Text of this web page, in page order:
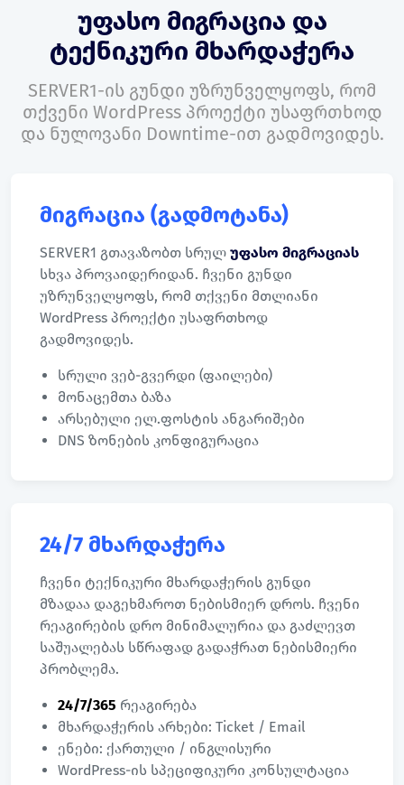
უფასო მიგრაცია და
ტექნიკური მხარდაჭერა
SERVER1-ის გუნდი უზრუნველყოფს, რომ
თქვენი WordPress პროექტი უსაფრთხოდ
და ნულოვანი Downtime-ით გადმოვიდეს.
მიგრაცია (გადმოტანა)
SERVER1 გთავაზობთ სრულ უფასო მიგრაციას
სხვა პროვაიდერიდან. ჩვენი გუნდი
უზრუნველყოფს, რომ თქვენი მთლიანი
WordPress პროექტი უსაფრთხოდ
გადმოვიდეს.
სრული ვებ-გვერდი (ფაილები)
მონაცემთა ბაზა
არსებული ელ.ფოსტის ანგარიშები
DNS ზონების კონფიგურაცია
24/7 მხარდაჭერა
ჩვენი ტექნიკური მხარდაჭერის გუნდი
მზადაა დაგეხმაროთ ნებისმიერ დროს. ჩვენი
რეაგირების დრო მინიმალურია და გაძლევთ
საშუალებას სწრაფად გადაჭრათ ნებისმიერი
პრობლემა.
24/7/365 რეაგირება
მხარდაჭერის არხები: Ticket / Email
ენები: ქართული / ინგლისური
WordPress-ის სპეციფიკური კონსულტაცია